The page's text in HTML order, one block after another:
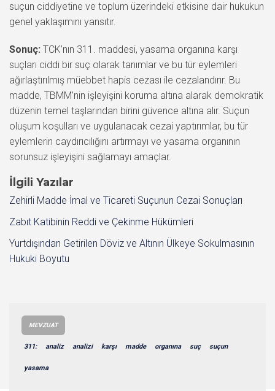
suçun ciddiyetine ve toplum üzerindeki etkisine dair hukukun
genel yaklaşımını yansıtır.
Sonuç: TCK’nın 311. maddesi, yasama organına karşı
suçları ciddi bir suç olarak tanımlar ve bu tür eylemleri
ağırlaştırılmış müebbet hapis cezası ile cezalandırır. Bu
madde, TBMM’nin işleyişini koruma altına alarak demokratik
düzenin temel taşlarından birini güvence altına alır. Suçun
oluşum koşulları ve uygulanacak cezai yaptırımlar, bu tür
eylemlerin caydırıcılığını artırmayı ve yasama organının
sorunsuz işleyişini sağlamayı amaçlar.
İlgili Yazılar
Zehirli Madde İmal ve Ticareti Suçunun Cezai Sonuçları
Zabıt Katibinin Reddi ve Çekinme Hükümleri
Yurtdışından Getirilen Döviz ve Altının Ülkeye Sokulmasının
Hukuki Boyutu
MEVZUAT
311: analiz analizi karşı madde organına suç suçun
yasama